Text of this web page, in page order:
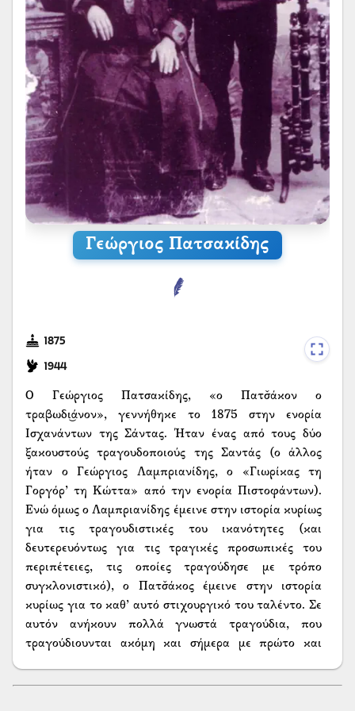
Γεώργιος Πατσακίδης
1875
1944
Ο Γεώργιος Πατσακίδης, «ο Πατσ̌άκον ο
τραβωδι͜άνον», γεννήθηκε το 1875 στην ενορία
Ισχανάντων της Σάντας. Ήταν ένας από τους δύο
ξακουστούς τραγουδοποιούς της Σαντάς (ο άλλος
ήταν ο Γεώργιος Λαμπριανίδης, ο «Γιωρίκας τη
Γοργόρ’ τη Κώττα» από την ενορία Πιστοφάντων).
Ενώ όμως ο Λαμπριανίδης έμεινε στην ιστορία κυρίως
για τις τραγουδιστικές του ικανότητες (και
δευτερευόντως για τις τραγικές προσωπικές του
περιπέτειες, τις οποίες τραγούδησε με τρόπο
συγκλονιστικό), ο Πατσ̌άκος έμεινε στην ιστορία
κυρίως για το καθ’ αυτό στιχουργικό του ταλέντο. Σε
αυτόν ανήκουν πολλά γνωστά τραγούδια, που
τραγούδιουνται ακόμη και σήμερα με πρώτο και